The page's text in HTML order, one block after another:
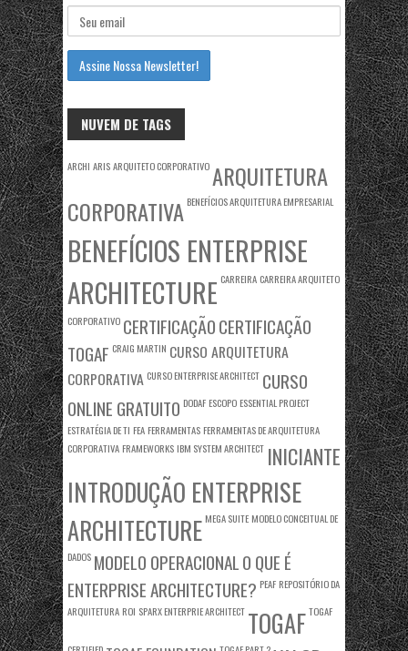
NUVEM DE TAGS
ARCHI ARISARQUITETO CORPORATIVOARQUITETURA
CORPORATIVA BENEFÍCIOS ARQUITETURA EMPRESARIAL
BENEFÍCIOS ENTERPRISE
ARCHITECTURE CARREIRA CARREIRA ARQUITETO
CORPORATIVO CERTIFICAÇÃOCERTIFICAÇÃO
TOGAF CRAIG MARTIN CURSO ARQUITETURA
CORPORATIVA CURSO ENTERPRISE ARCHITECT CURSO
ONLINE GRATUITO DODAF ESCOPO ESSENTIAL PROJECT
ESTRATÉGIA DE TI FEA FERRAMENTAS FERRAMENTAS DE ARQUITETURA
CORPORATIVA FRAMEWORKS IBM SYSTEM ARCHITECT INICIANTE
INTRODUÇÃO ENTERPRISE
ARCHITECTURE MEGA SUITE MODELO CONCEITUAL DE
DADOS MODELO OPERACIONALO QUE É
ENTERPRISE ARCHITECTURE? PEAF REPOSITÓRIO DA
ARQUITETURA ROI SPARX ENTERPRIE ARCHITECT TOGAFTOGAF